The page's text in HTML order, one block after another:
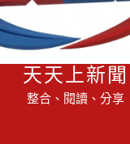
天天上新聞
整合、閱讀、分享